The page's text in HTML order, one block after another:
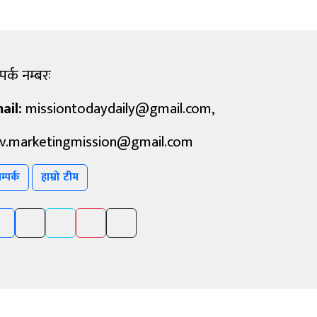
नम्बरः
missiontodaydaily@gmail.com,
हाम्रो टीम